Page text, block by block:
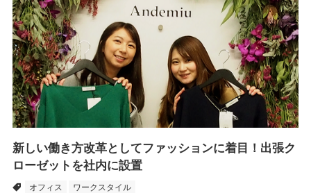
新しい働き方改革としてファッションに着目！出張ク
ローゼットを社内に設置
オフィス ワークスタイル